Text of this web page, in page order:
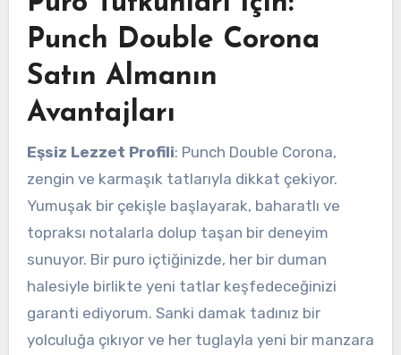
Punch Double Corona
Satın Almanın
Avantajları
Eşsiz Lezzet Profili: Punch Double Corona,
zengin ve karmaşık tatlarıyla dikkat çekiyor.
Yumuşak bir çekişle başlayarak, baharatlı ve
topraksı notalarla dolup taşan bir deneyim
sunuyor. Bir puro içtiğinizde, her bir duman
halesiyle birlikte yeni tatlar keşfedeceğinizi
garanti ediyorum. Sanki damak tadınız bir
yolculuğa çıkıyor ve her tuglayla yeni bir manzara